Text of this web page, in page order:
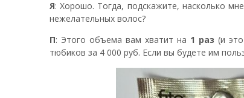
Я: Хорошо. Тогда, подскажите, насколько
нежелательных волос?
П: Этого объема вам хватит на 1 раз (и
тюбиков за 4 000 руб. Если вы будете им